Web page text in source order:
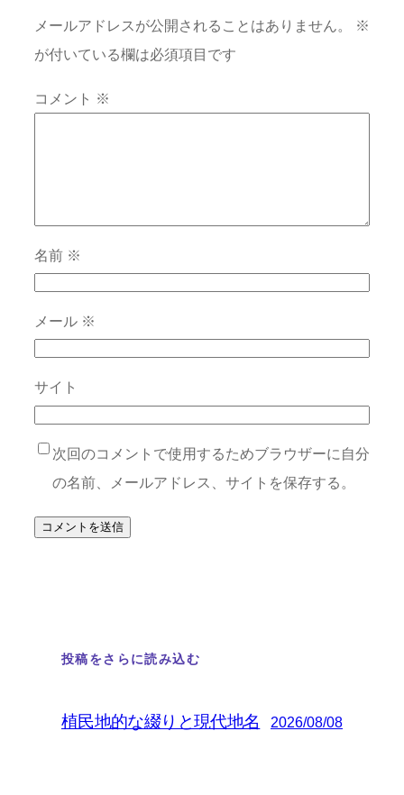
メールアドレスが公開されることはありません。
※
が付いている欄は必須項目です
コメント ※
名前 ※
メール ※
サイト
次回のコメントで使用するためブラウザーに自分
の名前、メールアドレス、サイトを保存する。
投稿をさらに読み込む
植民地的な綴りと現代地名 2026/08/08